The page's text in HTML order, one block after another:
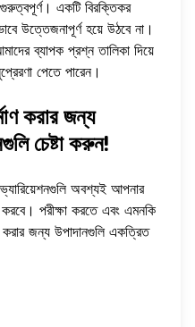
একটি বিরক্তিকর
উত্তেজনাপূর্ণ হয়ে উঠবে না।
ব্যাপক প্রশ্ন তালিকা দিয়ে
পেতে পারেন।
করার জন্য
চেষ্টা করুন!
অবশ্যই আপনার
পরীক্ষা করতে এবং এমনকি
জন্য উপাদানগুলি একত্রিত